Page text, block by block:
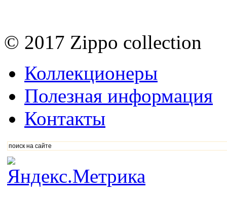
© 2017 Zippo collection
Коллекционеры
Полезная информация
Контакты